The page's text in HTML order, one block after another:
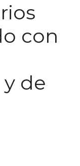
con
de